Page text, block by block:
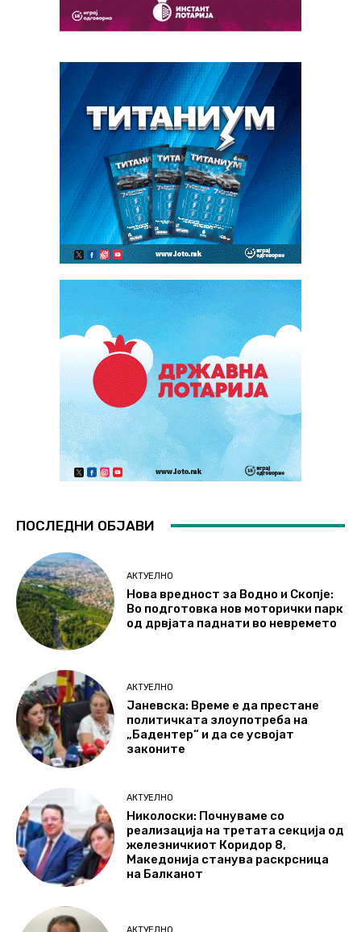
ПОСЛЕДНИ ОБЈАВИ
АКТУЕЛНО
Нова вредност за Водно и Скопје:
Во подготовка нов моторички парк
од дрвјата паднати во невремето
АКТУЕЛНО
Јаневска: Време е да престане
политичката злоупотреба на
„Бадентер“ и да се усвојат
законите
АКТУЕЛНО
Николоски: Почнуваме со
реализација на третата секција од
железничкиот Коридор 8,
Македонија станува раскрсница
на Балканот